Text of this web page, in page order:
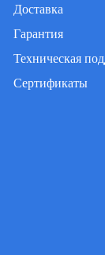
Доставка
Гарантия
Техническая
Сертификаты